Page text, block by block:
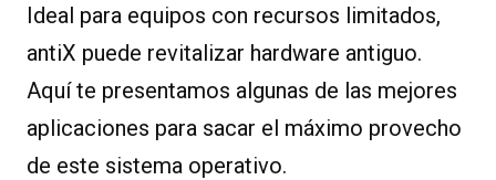
Ideal para equipos con recursos limitados,
antiX puede revitalizar hardware antiguo.
Aquí te presentamos algunas de las mejores
aplicaciones para sacar el máximo provecho
de este sistema operativo.